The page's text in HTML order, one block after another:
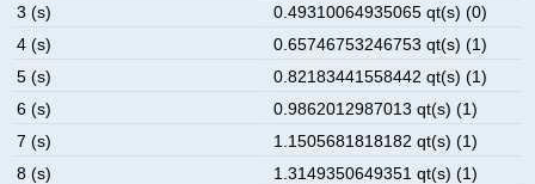
3 (s)
0.49310064935065 qt(s) (0)
4 (s)
0.65746753246753 qt(s) (1)
5 (s)
0.82183441558442 qt(s) (1)
6 (s)
0.9862012987013 qt(s) (1)
7 (s)
1.1505681818182 qt(s) (1)
8 (s)
1.3149350649351 qt(s) (1)